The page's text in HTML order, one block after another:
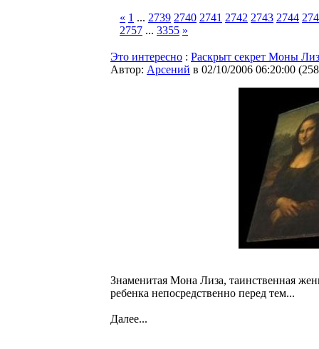
« 1 ... 2739 2740 2741 2742 2743 2744
2757 ... 3355 »
Это интересно : Раскрыт секрет Моны
Автор: Арсений в 02/10/2006 06:20:00 (
Знаменитая Мона Лиза, таинственная
ребенка непосредственно перед тем...
Далее...